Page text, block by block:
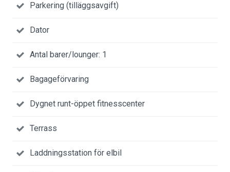
Parkering (tilläggsavgift)
Dator
Antal barer/lounger: 1
Bagageförvaring
Dygnet runt-öppet fitnesscenter
Terrass
Laddningsstation för elbil